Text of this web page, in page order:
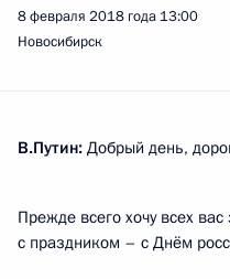
8 февраля 2018 года 13:00
Новосибирск
В.Путин: Добрый день,
Прежде всего хочу всех
с праздником – с Днём